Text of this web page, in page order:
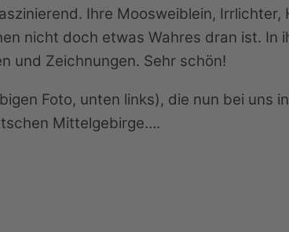
Ihre Moosweiblein,
nicht doch etwas Wahres dran ist. In
und Zeichnungen. Sehr schön!
Foto, unten links), die nun bei uns
Mittelgebirge….